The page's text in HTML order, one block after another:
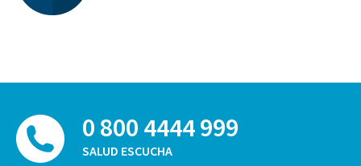
0 800 4444 999
SALUD ESCUCHA